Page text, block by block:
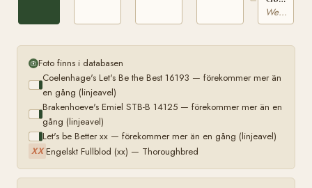
Delicious
20814
Welsh Partbred
Foto finns i databasen
Coelenhage's Let's Be the Best 16193 — förekommer mer än
en gång (linjeavel)
Brakenhoeve's Emiel STB-B 14125 — förekommer mer än en
gång (linjeavel)
Let's be Better xx — förekommer mer än en gång (linjeavel)
XX Engelskt Fullblod (xx) — Thoroughbred